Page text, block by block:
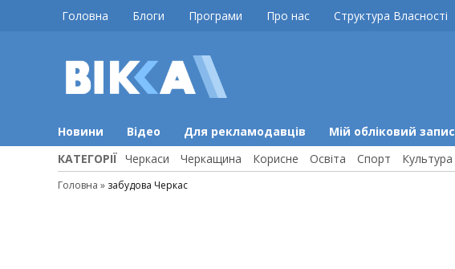
Головна Блоги Програми Про нас Структура Власності
Новини Відео Для рекламодавців Мій обліковий запис
КАТЕГОРІЇ Черкаси Черкащина Корисне Освіта Спорт Культура
Головна » забудова Черкас